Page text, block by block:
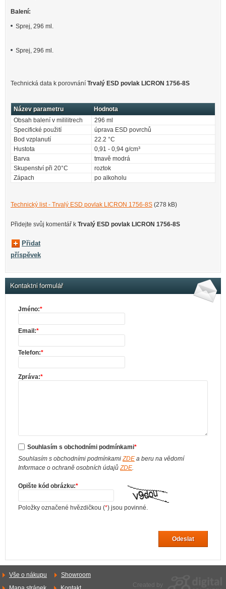
Balení:
Sprej, 296 ml.
Sprej, 296 ml.
Technická data k porovnání Trvalý ESD povlak LICRON 1756-8S
Název parametru
Hodnota
Obsah balení v mililitrech
296 ml
Specifické použití
úprava ESD povrchů
Bod vzplanutí
22.2 °C
Hustota
0,91 - 0,94 g/cm³
Barva
tmavě modrá
Skupenství při 20°C
roztok
Zápach
po alkoholu
Technický list - Trvalý ESD povlak LICRON 1756-8S (278 kB)
Přidejte svůj komentář k Trvalý ESD povlak LICRON 1756-8S
Přidat
příspěvek
Kontaktní formulář
Jméno:*
Email:*
Telefon:*
Zpráva:*
Souhlasím s obchodními podmínkami*
Souhlasím s obchodními podmínkamiZDE a beru na vědomí
Informace o ochraně osobních údajůZDE.
Opište kód obrázku:*
Položky označené hvězdičkou (*) jsou povinné.
Odeslat
Vše o nákupu
Showroom
Created by